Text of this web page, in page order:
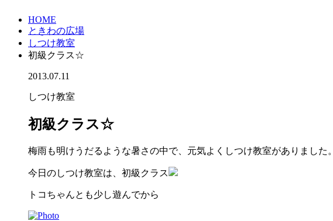
HOME
ときわの広場
しつけ教室
初級クラス☆
2013.07.11
しつけ教室
初級クラス☆
梅雨も明けうだるような暑さの中で、元気よくしつけ教室がありました。
今日のしつけ教室は、初級クラス
トコちゃんとも少し遊んでから